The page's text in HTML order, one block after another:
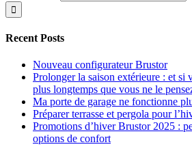
Recent Posts
Nouveau configurateur Brustor
Prolonger la saison extérieure : et si
plus longtemps que vous ne le
Ma porte de garage ne fonctionne
Préparer terrasse et pergola pour
Promotions d’hiver Brustor 2025 :
options de confort